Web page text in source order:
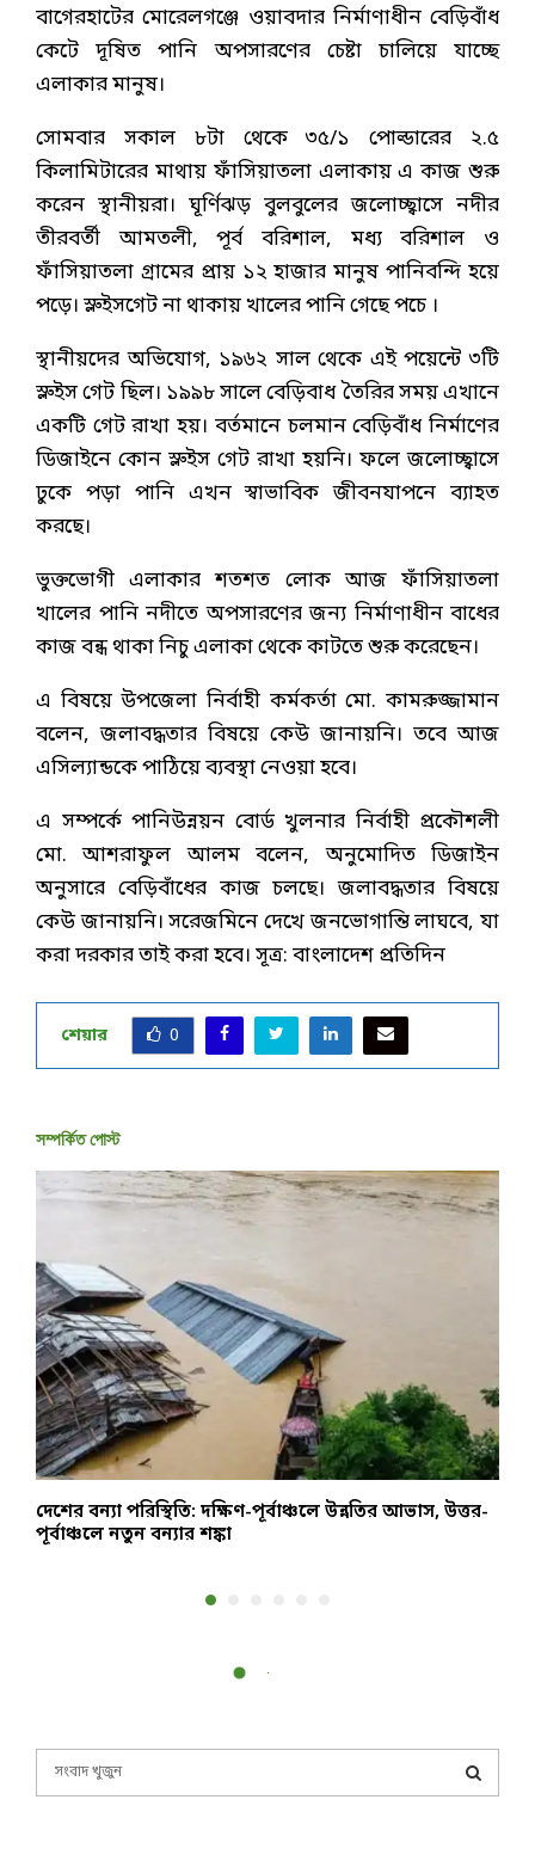
বাগেরহাটের মোরেলগঞ্জে ওয়াবদার নির্মাণাধীন বেড়িবাঁধ
কেটে দূষিত পানি অপসারণের চেষ্টা চালিয়ে যাচ্ছে
এলাকার মানুষ।
সোমবার সকাল ৮টা থেকে ৩৫/১ পোল্ডারের ২.৫
কিলামিটারের মাথায় ফাঁসিয়াতলা এলাকায় এ কাজ শুরু
করেন স্থানীয়রা। ঘূর্ণিঝড় বুলবুলের জলোচ্ছ্বাসে নদীর
তীরবর্তী আমতলী, পূর্ব বরিশাল, মধ্য বরিশাল ও
ফাঁসিয়াতলা গ্রামের প্রায় ১২ হাজার মানুষ পানিবন্দি হয়ে
পড়ে। স্লুইসগেট না থাকায় খালের পানি গেছে পচে ।
স্থানীয়দের অভিযোগ, ১৯৬২ সাল থেকে এই পয়েন্টে ৩টি
স্লুইস গেট ছিল। ১৯৯৮ সালে বেড়িবাধ তৈরির সময় এখানে
একটি গেট রাখা হয়। বর্তমানে চলমান বেড়িবাঁধ নির্মাণের
ডিজাইনে কোন স্লুইস গেট রাখা হয়নি। ফলে জলোচ্ছ্বাসে
ঢুকে পড়া পানি এখন স্বাভাবিক জীবনযাপনে ব্যাহত
করছে।
ভুক্তভোগী এলাকার শতশত লোক আজ ফাঁসিয়াতলা
খালের পানি নদীতে অপসারণের জন্য নির্মাণাধীন বাধের
কাজ বন্ধ থাকা নিচু এলাকা থেকে কাটতে শুরু করেছেন।
এ বিষয়ে উপজেলা নির্বাহী কর্মকর্তা মো. কামরুজ্জামান
বলেন, জলাবদ্ধতার বিষয়ে কেউ জানায়নি। তবে আজ
এসিল্যান্ডকে পাঠিয়ে ব্যবস্থা নেওয়া হবে।
এ সম্পর্কে পানিউন্নয়ন বোর্ড খুলনার নির্বাহী প্রকৌশলী
মো. আশরাফুল আলম বলেন, অনুমোদিত ডিজাইন
অনুসারে বেড়িবাঁধের কাজ চলছে। জলাবদ্ধতার বিষয়ে
কেউ জানায়নি। সরেজমিনে দেখে জনভোগান্তি লাঘবে, যা
করা দরকার তাই করা হবে। সূত্র: বাংলাদেশ প্রতিদিন
শেয়ার 0
সম্পর্কিত পোস্ট
দেশের বন্যা পরিস্থিতি: দক্ষিণ-পূর্বাঞ্চলে উন্নতির আভাস, উত্তর-
পূর্বাঞ্চলে নতুন বন্যার শঙ্কা